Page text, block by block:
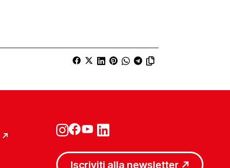
Iscriviti alla newsletter